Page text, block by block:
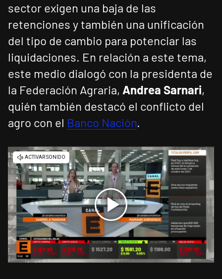
sector exigen una baja de las
retenciones y también una unificación
del tipo de cambio para potenciar las
liquidaciones. En relación a este tema,
este medio dialogó con la presidenta de
la Federación Agraria, Andrea Sarnari,
quién también destacó el conflicto del
agro con el Banco Nación.